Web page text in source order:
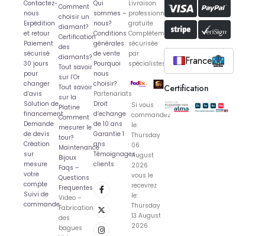
Contactez-
nous
Expédition
et retour
Paiement
sécurisé
30 jours
pour
changer
d’avis
Solution de
financement
Demande
de devis
Création
sur
mesure
votre
compte
Suivi de
commande
Comment
choisir un
diamant?
Certification
des
diamants?
Tout savoir
sur l’Or
Tout savoir
sur la
Platine
Comment
mesurer le
tour?
Maintenance
Bijoux
Faqs –
Questions
Frequentes
Video –
Fabrication
des
bagues
Qui
sommes –
nous?
Conditions
générales
de vente
Pourquoi
nous
choisir?
Partenariats
Droit
d’echange
de 10 ans
Garantie 1
ans
Témoignages
clients
Livraison
professionnelle
gratuite
Complètement
sécurisée
par
spécialistes
Si vous
commandez
le:
Thursday
06
August
2026
vous le
recevrez
le:
Thursday
13 August
2026
France
Certification